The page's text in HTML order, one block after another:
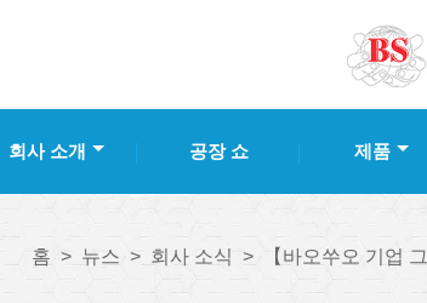
회사 소개 공장 쇼 제품
홈 > 뉴스 > 회사 소식 > 【바오쑤오 기업